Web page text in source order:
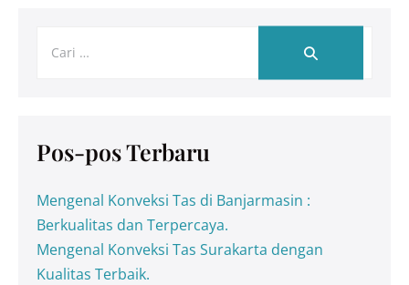
Pos-pos Terbaru
Mengenal Konveksi Tas di Banjarmasin :
Berkualitas dan Terpercaya.
Mengenal Konveksi Tas Surakarta dengan
Kualitas Terbaik.